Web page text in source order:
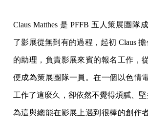
Claus Matthes 是 PFFB 五人策展團隊
了影展從無到有的過程，起初 Claus
的助理，負責影展來賓的報名工作，
便成為策展團隊一員。在一個以色情
工作了這麼久，卻依然不覺得煩膩、堅
為這與總能在影展上遇到很棒的創作